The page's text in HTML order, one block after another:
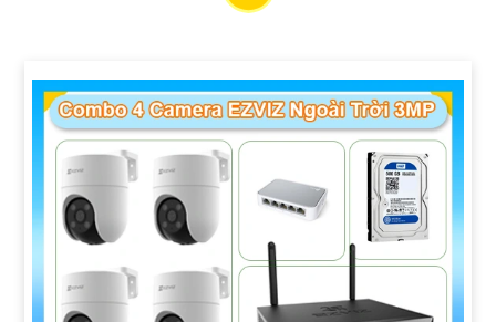
những vị trí xa một cách dễ dàng và chính xác.
bạn quét toàn bộ không gian một cách hoàn toàn tự
động.
Với tính năng cảm biến chuyển động và cảnh báo
thông minh, Camera Zoom 25X giúp bạn nhận biết và
phát hiện sự cố sớm, từ đó bảo vệ an ninh cho ngôi
nhà hoặc doanh nghiệp của bạn.
Camera Zoom 25X được thiết kế nhỏ gọn, dễ lắp đặt và
ứng dụng linh hoạt trong nhiều môi trường khác nhau,
từ trong nhà đến ngoài trời.